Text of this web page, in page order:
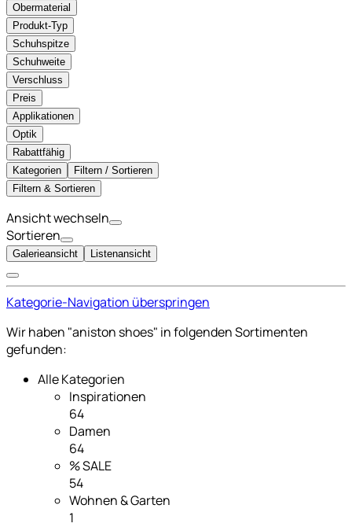
Obermaterial
Produkt-Typ
Schuhspitze
Schuhweite
Verschluss
Preis
Applikationen
Optik
Rabattfähig
Kategorien
Filtern / Sortieren
Filtern & Sortieren
Ansicht wechseln
Sortieren
Galerieansicht Listenansicht
Kategorie-Navigation überspringen
Wir haben "aniston shoes" in folgenden Sortimenten
gefunden:
Alle Kategorien
Inspirationen
64
Damen
64
% SALE
54
Wohnen & Garten
1